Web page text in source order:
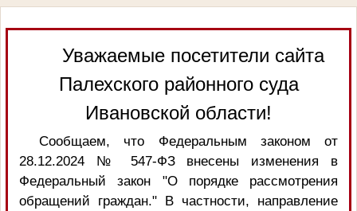
Уважаемые посетители сайта
Палехского районного суда
Ивановской области!
Сообщаем, что Федеральным законом от
28.12.2024 № 547-ФЗ внесены изменения в
Федеральный закон "О порядке рассмотрения
обращений граждан." В частности, направление